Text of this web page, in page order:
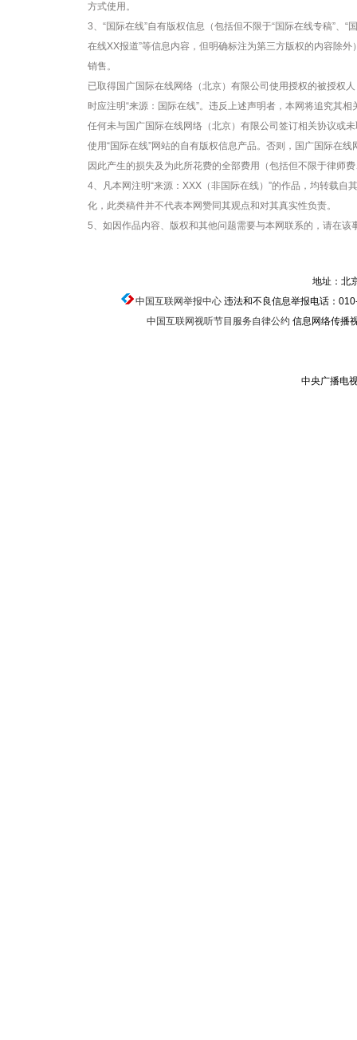
方式使用。
3、“国际在线”自有版权信息（包括但不限于“国际在线专稿”、“
在线XX报道”等信息内容，但明确标注为第三方版权的内容除
销售。
已取得国广国际在线网络（北京）有限公司使用授权的被授权
时应注明“来源：国际在线”。违反上述声明者，本网将追究其相
任何未与国广国际在线网络（北京）有限公司签订相关协议或
使用“国际在线”网站的自有版权信息产品。否则，国广国际在
因此产生的损失及为此所花费的全部费用（包括但不限于律师
4、凡本网注明“来源：XXX（非国际在线）”的作品，均转载自
化，此类稿件并不代表本网赞同其观点和对其真实性负责。
5、如因作品内容、版权和其他问题需要与本网联系的，请在该
地址：北
中国互联网举报中心违法和不良信息举报电话：
中国互联网视听节目服务自律公约 信息网络传播
中央广播电